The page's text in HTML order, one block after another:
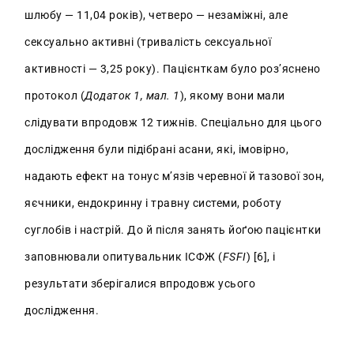
шлюбу — 11,04 років), четверо — незаміжні, але
сексуально активні (тривалість сексуальної
активності — 3,25 року). Пацієнткам було роз’яснено
протокол (Додаток 1, мал. 1), якому вони мали
слідувати впродовж 12 тижнів. Спеціально для цього
дослідження були підібрані асани, які, імовірно,
надають ефект на тонус м’язів черевної й тазової зон,
яєчники, ендокринну і травну системи, роботу
суглобів і настрій. До й після занять йоґою пацієнтки
заповнювали опитувальник ІСФЖ (FSFI) [6], і
результати зберігалися впродовж усього
дослідження.